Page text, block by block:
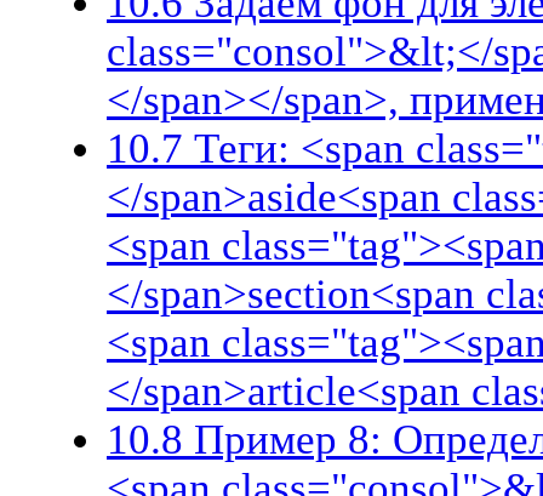
class="consol">&lt;</
</span></span>,
10.7 Теги: <span
</span>aside<span
<span
</span>section<span
<span
</span>article<span
10.8 Пример 8: